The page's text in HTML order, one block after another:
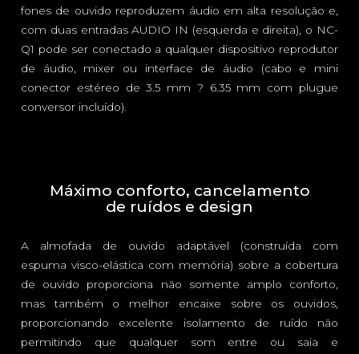
fones de ouvido reproduzem áudio em alta resolução e,
com duas entradas AUDIO IN (esquerda e direita), o NC-
Q1 pode ser conectado a qualquer dispositivo reprodutor
de áudio, mixer ou interface de áudio (cabo e mini
conector estéreo de 3.5 mm ? 6.35 mm com plugue
conversor incluído).
Máximo conforto, cancelamento
de ruídos e design
A almofada de ouvido adaptável (construída com
espuma visco-elástica com memória) sobre a cobertura
de ouvido proporciona não somente amplo conforto,
mas também o melhor encaixe sobre os ouvidos,
proporcionando excelente isolamento de ruído não
permitindo que qualquer som entre ou saia e